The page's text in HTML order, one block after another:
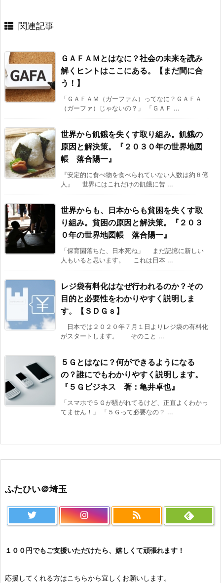
関連記事
ＧＡＦＡＭとはなに？社会の未来を読み
解くヒントはここにある。【まだ間に合
う！】
「ＧＡＦＡＭ（ガーファム）ってなに？ＧＡＦＡ
（ガーファ）じゃないの？」 「ＧＡＦ ...
世界から飢餓を失くす取り組み。飢餓の
原因と解決策。『２０３０年の世界地図
帳 落合陽一』
『安定的に食べ物を食べられていない人数は約８億
人』 世界にはこれだけの飢餓に苦 ...
世界からも、日本からも貧困を失くす取
り組み。貧困の原因と解決策。『２０３
０年の世界地図帳 落合陽一』
「保育園落ちた、日本死ね」 まだ記憶に新しい
人もいると思います。 これは日本 ...
レジ袋有料化はなぜ行われるのか？その
目的と必要性をわかりやすく説明しま
す。【ＳＤＧｓ】
日本では２０２０年７月１日よりレジ袋の有料化
がスタートします。 そのこと ...
５Ｇとはなに？何ができるようになる
の？誰にでもわかりやすく説明します。
『５Ｇビジネス 著：亀井卓也』
「スマホで５Ｇが騒がれてるけど、正直よくわかっ
てません！」 「５Ｇって必要なの？ ...
ふたひい＠埼玉
１００円でもご支援いただけたら、嬉しくて頑張れます！
応援してくれる方はこちらから宜しくお願いします。